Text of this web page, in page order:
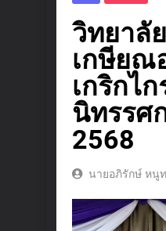
วิทยาลั
เกษียณ
เกริกไ
นิทรรศ
2568
นายอภิรักษ์ หนู